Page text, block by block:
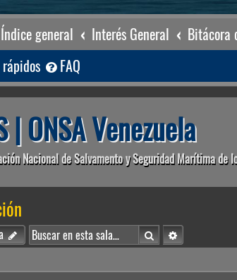
Índice general Interés General Bitácora
rápidos FAQ
| ONSA Venezuela
Nacional de Salvamento y Seguridad Marítima de
BuscarBúsqueda